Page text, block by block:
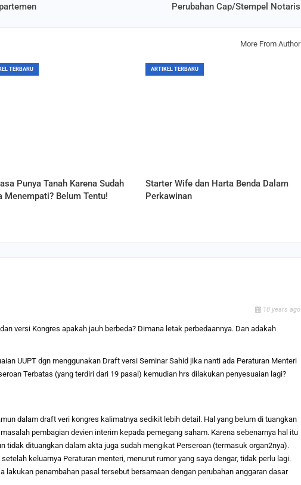
Perubahan Cap/Stempel Notaris
More From Author
TERBARU
Punya Tanah Karena Sudah
Menempati? Belum Tentu!
ARTIKEL TERBARU
Starter Wife dan Harta Benda Dalam
Perkawinan
18 years ago
versi Kongres apakah jauh berbeda? Dimana letak perbedaannya. Dan adakah
UUPT dgn menggunakan Draft versi Seminar Sahid jika nanti ada Peraturan Menteri
Terbatas (yang terdiri dari 19 pasal) kemudian hrs dilakukan penyesuaian lagi?
dalam draft veri kongres kalimatnya sedikit lebih detail. Hal yang belum di tuangkan
pembagian devien interim kepada pemegang saham. Karena sebenarnya hal itu
tidak dituangkan dalam akta juga sudah mengikat Perseroan (termasuk organ2nya).
keluarnya Peraturan menteri, menurut rumor yang saya dengar, tidak perlu lagi.
lakukan penambahan pasal tersebut bersamaan dengan perubahan anggaran dasar